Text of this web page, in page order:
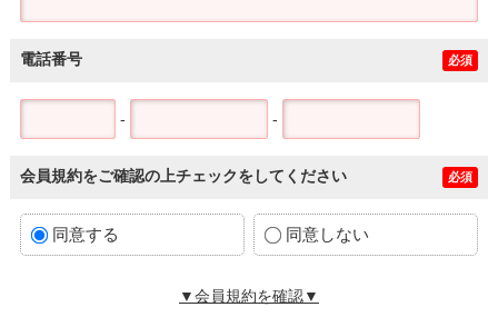
電話番号 必須
- -
会員規約をご確認の上チェックをしてください 必須
同意する 同意しない
▼会員規約を確認▼